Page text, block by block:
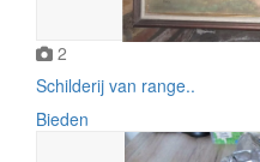
2
Schilderij van range..
Bieden